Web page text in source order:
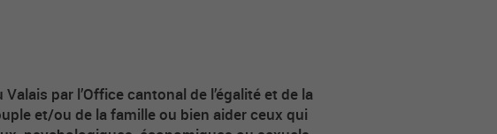
par l’Office cantonal de l’égalité et de la
et/ou de la famille ou bien aider ceux qui